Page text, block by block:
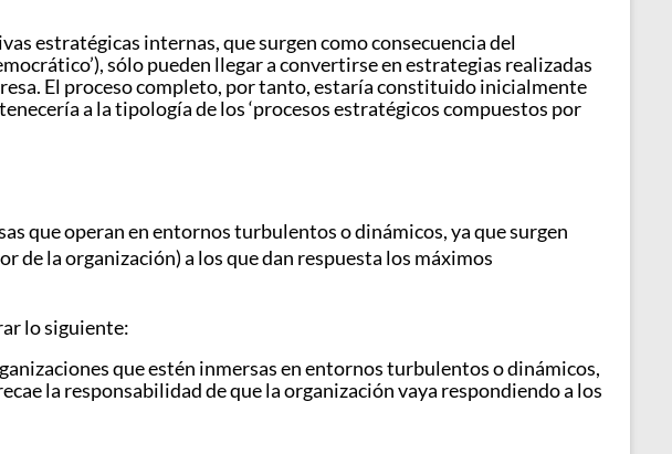
estratégicas internas, que surgen como consecuencia del
sólo pueden llegar a convertirse en estrategias realizadas
El proceso completo, por tanto, estaría constituido inicialmente
a la tipología de los ‘procesos estratégicos compuestos por
que operan en entornos turbulentos o dinámicos, ya que surgen
la organización) a los que dan respuesta los máximos
lo siguiente:
que estén inmersas en entornos turbulentos o dinámicos,
la responsabilidad de que la organización vaya respondiendo a los